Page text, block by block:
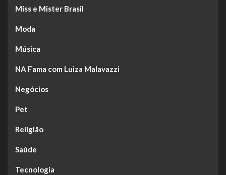
Miss e Mister Brasil
Moda
Música
NA Fama com Luiza Malavazzi
Negócios
Pet
Religião
Saúde
Tecnologia